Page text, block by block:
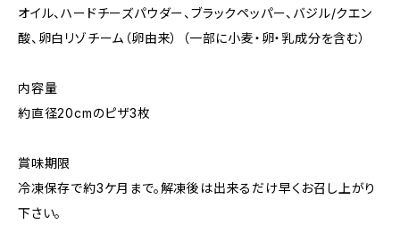
オイル、ハードチーズパウダー、ブラックペッパー、バジル/クエン
酸、卵白リゾチーム（卵由来） （一部に小麦・卵・乳成分を含む）
内容量
約直径20cmのピザ3枚
賞味期限
冷凍保存で約3ケ月まで。解凍後は出来るだけ早くお召し上がり
下さい。